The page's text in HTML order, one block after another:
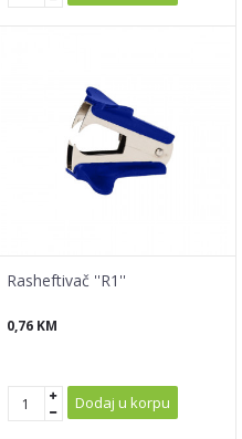
Rasheftivač ''R1''
0,76 KM
Dodaj u korpu